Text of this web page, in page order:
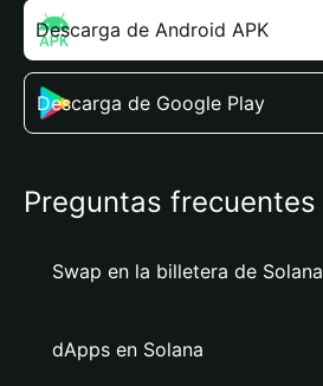
Descarga de Android APK
Descarga de Google Play
Preguntas frecuentes
Swap en la billetera de Solana
dApps en Solana